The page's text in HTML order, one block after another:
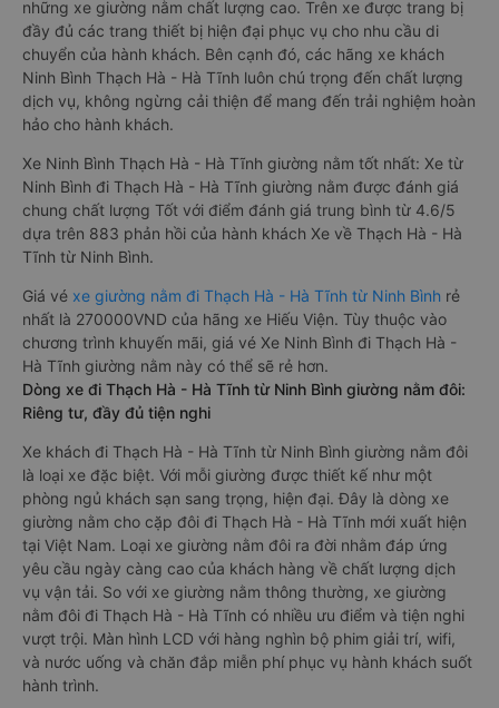
những xe giường nằm chất lượng cao. Trên xe được trang bị
đầy đủ các trang thiết bị hiện đại phục vụ cho nhu cầu di
chuyển của hành khách. Bên cạnh đó, các hãng xe khách
Ninh Bình Thạch Hà - Hà Tĩnh luôn chú trọng đến chất lượng
dịch vụ, không ngừng cải thiện để mang đến trải nghiệm hoàn
hảo cho hành khách.
Xe Ninh Bình Thạch Hà - Hà Tĩnh giường nằm tốt nhất: Xe từ
Ninh Bình đi Thạch Hà - Hà Tĩnh giường nằm được đánh giá
chung chất lượng Tốt với điểm đánh giá trung bình từ 4.6/5
dựa trên 883 phản hồi của hành khách Xe về Thạch Hà - Hà
Tĩnh từ Ninh Bình.
Giá vé xe giường nằm đi Thạch Hà - Hà Tĩnh từ Ninh Bình rẻ
nhất là 270000VND của hãng xe Hiếu Viện. Tùy thuộc vào
chương trình khuyến mãi, giá vé Xe Ninh Bình đi Thạch Hà -
Hà Tĩnh giường nằm này có thể sẽ rẻ hơn.
Dòng xe đi Thạch Hà - Hà Tĩnh từ Ninh Bình giường nằm đôi:
Riêng tư, đầy đủ tiện nghi
Xe khách đi Thạch Hà - Hà Tĩnh từ Ninh Bình giường nằm đôi
là loại xe đặc biệt. Với mỗi giường được thiết kế như một
phòng ngủ khách sạn sang trọng, hiện đại. Đây là dòng xe
giường nằm cho cặp đôi đi Thạch Hà - Hà Tĩnh mới xuất hiện
tại Việt Nam. Loại xe giường nằm đôi ra đời nhằm đáp ứng
yêu cầu ngày càng cao của khách hàng về chất lượng dịch
vụ vận tải. So với xe giường nằm thông thường, xe giường
nằm đôi đi Thạch Hà - Hà Tĩnh có nhiều ưu điểm và tiện nghi
vượt trội. Màn hình LCD với hàng nghìn bộ phim giải trí, wifi,
và nước uống và chăn đắp miễn phí phục vụ hành khách suốt
hành trình.